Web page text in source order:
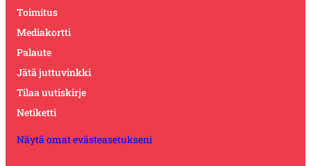
Toimitus
Mediakortti
Palaute
Jätä juttuvinkki
Tilaa uutiskirje
Netiketti
Näytä omat evästeasetukseni